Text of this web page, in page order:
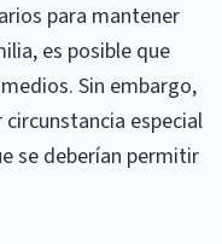
para mantener
es posible que
Sin embargo,
especial
se deberían permitir